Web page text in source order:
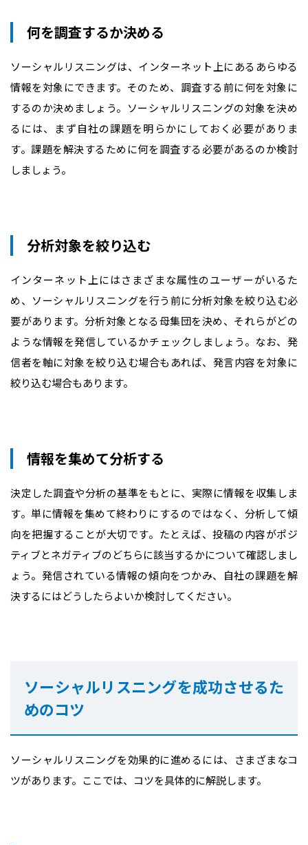
何を調査するか決める
ソーシャルリスニングは、インターネット上にあるあらゆる
情報を対象にできます。そのため、調査する前に何を対象に
するのか決めましょう。ソーシャルリスニングの対象を決め
るには、まず自社の課題を明らかにしておく必要がありま
す。課題を解決するために何を調査する必要があるのか検討
しましょう。
分析対象を絞り込む
インターネット上にはさまざまな属性のユーザーがいるた
め、ソーシャルリスニングを行う前に分析対象を絞り込む必
要があります。分析対象となる母集団を決め、それらがどの
ような情報を発信しているかチェックしましょう。なお、発
信者を軸に対象を絞り込む場合もあれば、発言内容を対象に
絞り込む場合もあります。
情報を集めて分析する
決定した調査や分析の基準をもとに、実際に情報を収集しま
す。単に情報を集めて終わりにするのではなく、分析して傾
向を把握することが大切です。たとえば、投稿の内容がポジ
ティブとネガティブのどちらに該当するかについて確認しまし
ょう。発信されている情報の傾向をつかみ、自社の課題を解
決するにはどうしたらよいか検討してください。
ソーシャルリスニングを成功させるた
めのコツ
ソーシャルリスニングを効果的に進めるには、さまざまなコ
ツがあります。ここでは、コツを具体的に解説します。